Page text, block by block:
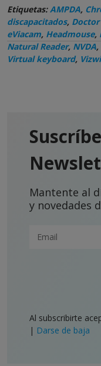
Etiquetas:AMPDA,
discapacitados,
eViacam, Headmouse,
Natural Reader, NVDA,
Virtual keyboard,
Mantente al
y novedades
Al subscribirte
| Darse de baja